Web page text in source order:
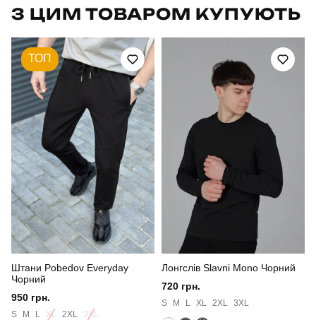
Артикул PNjo2894Lge
Призначення для повсякденного носіння
Стать чоловічий
Стиль повсякденний
Сезон
Колір
Матеріал софт
Склад тканини 100% поліестер
З ЦИМ ТОВАРОМ КУПУЮТЬ
ТОП
Штани Pobedov Everyday
Чорний
950 грн.
S M L XL 2XL 3XL
Лонгслів Slavni Mono Чорний
720 грн.
S M L XL 2XL 3XL